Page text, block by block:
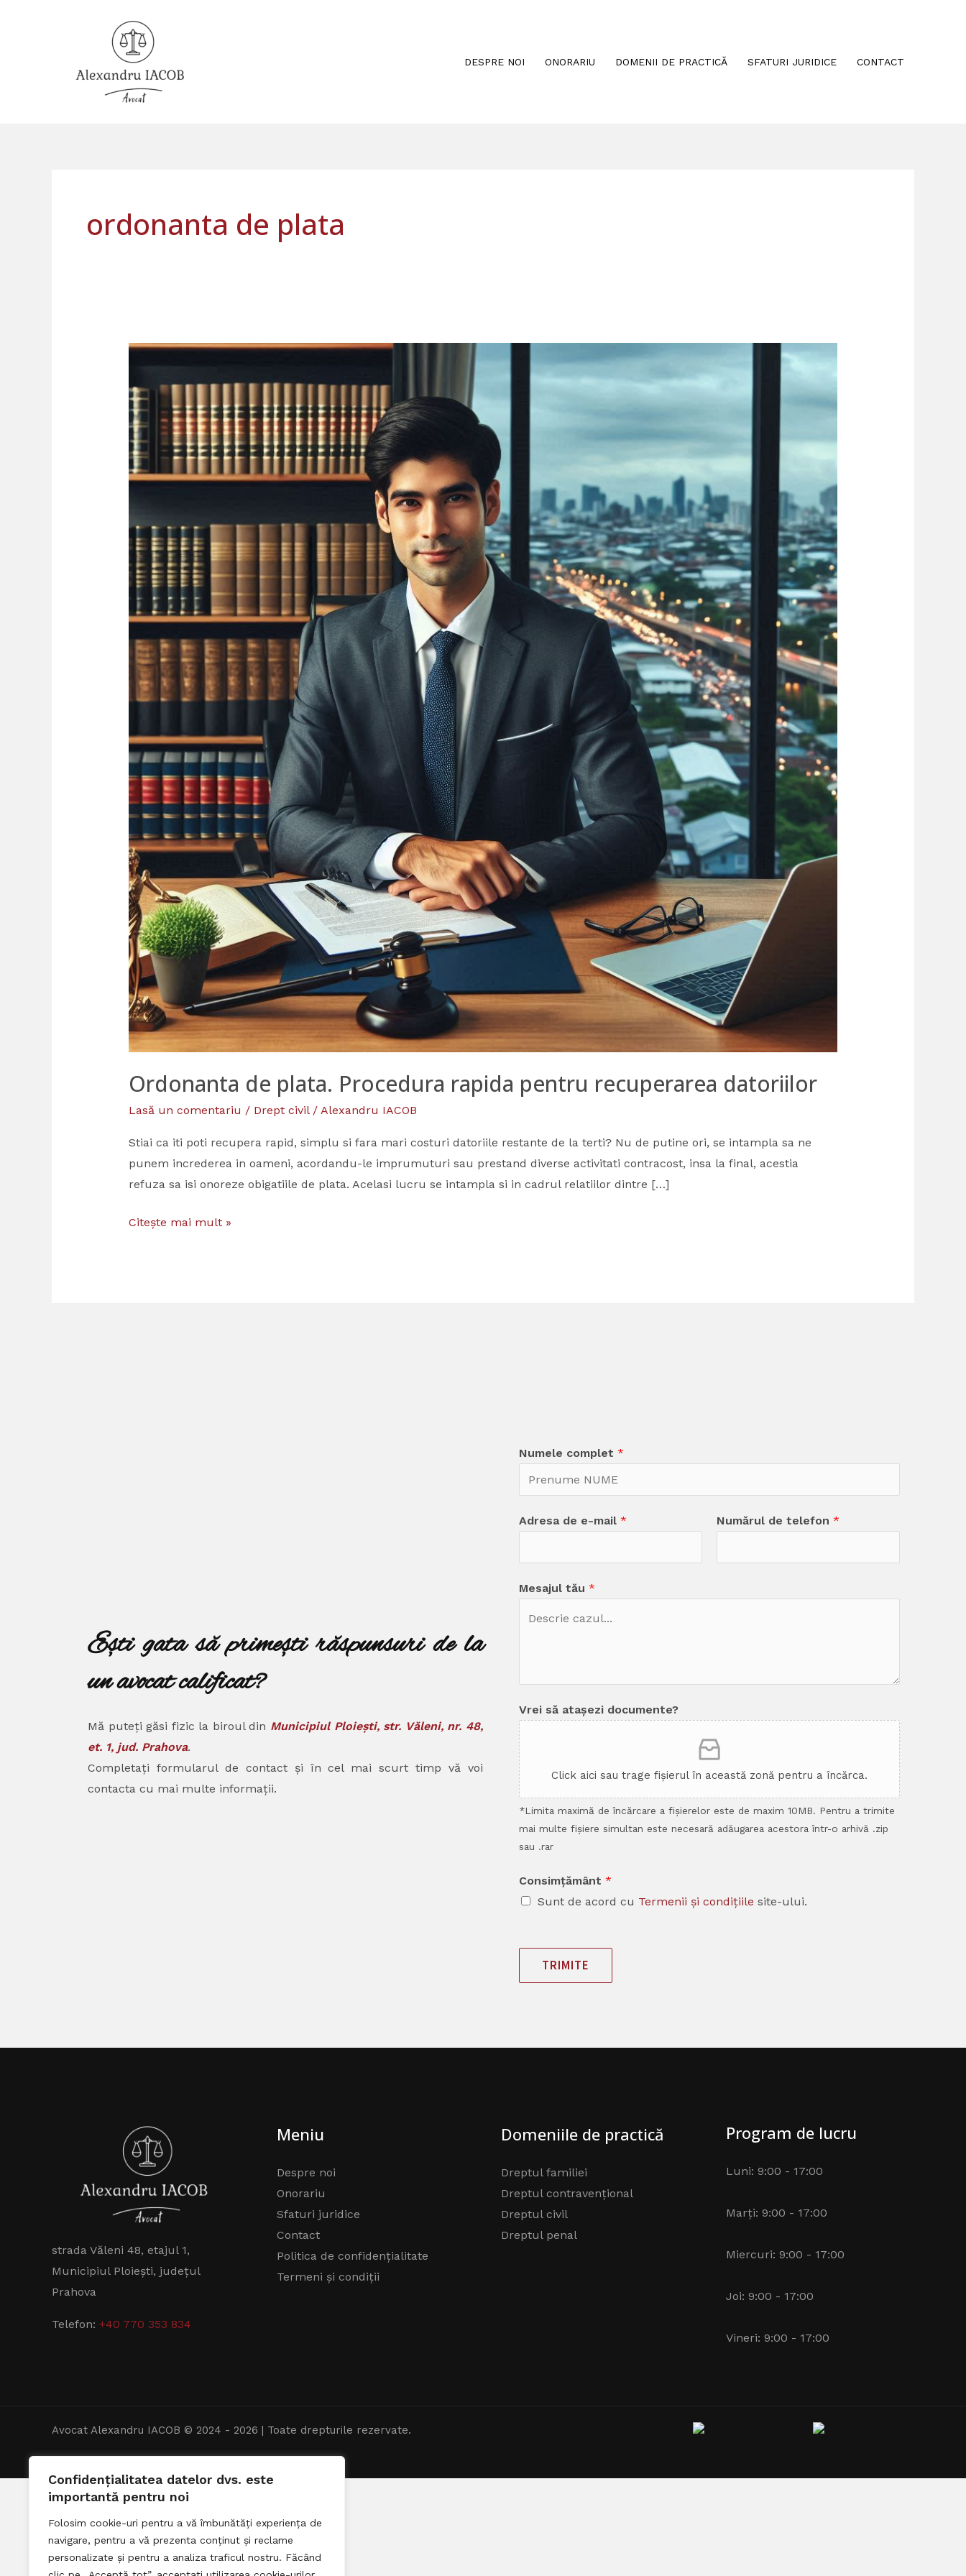
Confidențialitatea datelor dvs. este
importantă pentru noi
Folosim cookie-uri pentru a vă îmbunătăți experiența de
navigare, pentru a vă prezenta conținut și reclame
personalizate și pentru a analiza traficul nostru. Făcând
DESPRE NOI ONORARIU DOMENII DE PRACTICĂ SFATURI JURIDICE CONTACT
ordonanta de plata
Ordonanta de plata. Procedura rapida pentru recuperarea datoriilor
Lasă un comentariu / Drept civil/ Alexandru IACOB
Stiai ca iti poti recupera rapid, simplu si fara mari costuri datoriile restante de la terti? Nu de putine ori, se intampla sa ne
punem increderea in oameni, acordandu-le imprumuturi sau prestand diverse activitati contracost, insa la final, acestia
refuza sa isi onoreze obigatiile de plata. Acelasi lucru se intampla si in cadrul relatiilor dintre […]
Ordonanta
plata.
Procedura
rapida
pentru
recuperarea
Citește mai mult »
Ești gata să primești răspunsuri de la
un avocat calificat?
Mă puteți găsi fizic la biroul din Municipiul Ploiești, str. Văleni, nr. 48,
et. 1, jud. Prahova.
Completați formularul de contact și în cel mai scurt timp vă voi
contacta cu mai multe informații.
Numele complet *
Adresa de e-mail * Numărul de telefon *
Mesajul tău *
Vrei să atașezi documente?
Click aici sau trage fișierul în această zonă pentru a încărca.
*Limita maximă de încărcare a fișierelor este de maxim 10MB. Pentru a trimite
mai multe fișiere simultan este necesară adăugarea acestora într-o arhivă .zip
sau .rar
Consimțământ *
Sunt de acord cu Termenii și condițiile site-ului.
TRIMITE
strada Văleni 48, etajul 1,
Municipiul Ploiești, județul
Prahova
Telefon: +40 770 353 834
Meniu
Despre noi
Onorariu
Sfaturi juridice
Contact
Politica de confidențialitate
Termeni și condiții
Domeniile de practică
Dreptul familiei
Dreptul contravențional
Dreptul civil
Dreptul penal
Program de lucru
Luni: 9:00 - 17:00
Marți: 9:00 - 17:00
Miercuri: 9:00 - 17:00
Joi: 9:00 - 17:00
Vineri: 9:00 - 17:00
Avocat Alexandru IACOB © 2024 - 2026 | Toate drepturile rezervate.